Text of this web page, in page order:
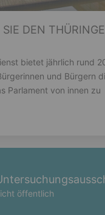
DEN
bietet jährlich rund
und Bürgern
Parlament von innen zu
öffentlich